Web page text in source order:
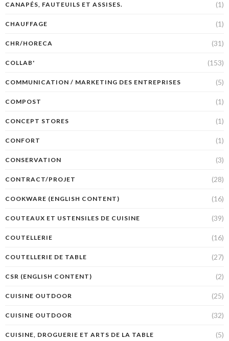
CANAPÉS, FAUTEUILS ET ASSISES. (1)
CHAUFFAGE (1)
CHR/HORECA (31)
COLLAB' (153)
COMMUNICATION / MARKETING DES ENTREPRISES (5)
COMPOST (1)
CONCEPT STORES (1)
CONFORT (1)
CONSERVATION (3)
CONTRACT/PROJET (28)
COOKWARE (ENGLISH CONTENT) (16)
COUTEAUX ET USTENSILES DE CUISINE (39)
COUTELLERIE (16)
COUTELLERIE DE TABLE (27)
CSR (ENGLISH CONTENT) (2)
CUISINE OUTDOOR (25)
CUISINE OUTDOOR (32)
CUISINE, DROGUERIE ET ARTS DE LA TABLE (5)